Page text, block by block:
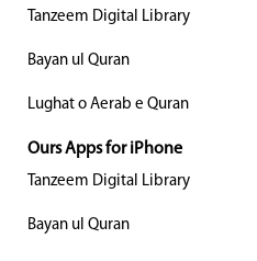
Tanzeem Digital Library
Bayan ul Quran
Lughat o Aerab e Quran
Ours Apps for iPhone
Tanzeem Digital Library
Bayan ul Quran